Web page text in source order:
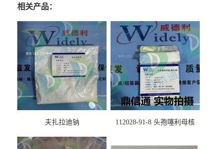
相关产品：
夫扎拉迪钠
112028-91-8 头孢噻利母核